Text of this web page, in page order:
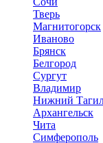
Тверь
Магнитогорск
Иваново
Брянск
Белгород
Сургут
Владимир
Нижний
Архангельск
Чита
Симферополь